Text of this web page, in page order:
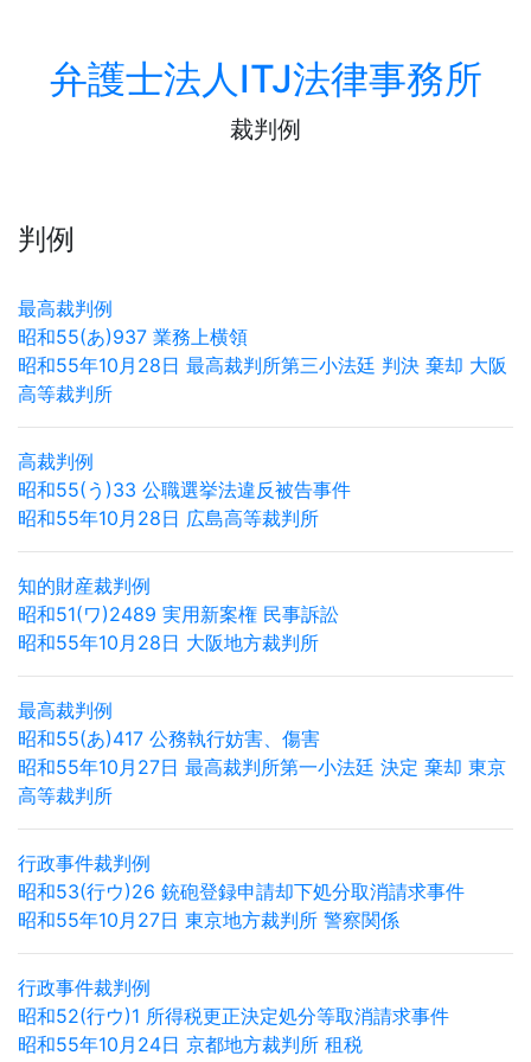
弁護士法人ITJ法律事務所
裁判例
判例
最高裁判例
昭和55(あ)937 業務上横領
昭和55年10月28日 最高裁判所第三小法廷 判決 棄却 大阪
高等裁判所
高裁判例
昭和55(う)33 公職選挙法違反被告事件
昭和55年10月28日 広島高等裁判所
知的財産裁判例
昭和51(ワ)2489 実用新案権 民事訴訟
昭和55年10月28日 大阪地方裁判所
最高裁判例
昭和55(あ)417 公務執行妨害、傷害
昭和55年10月27日 最高裁判所第一小法廷 決定 棄却 東京
高等裁判所
行政事件裁判例
昭和53(行ウ)26 銃砲登録申請却下処分取消請求事件
昭和55年10月27日 東京地方裁判所 警察関係
行政事件裁判例
昭和52(行ウ)1 所得税更正決定処分等取消請求事件
昭和55年10月24日 京都地方裁判所 租税